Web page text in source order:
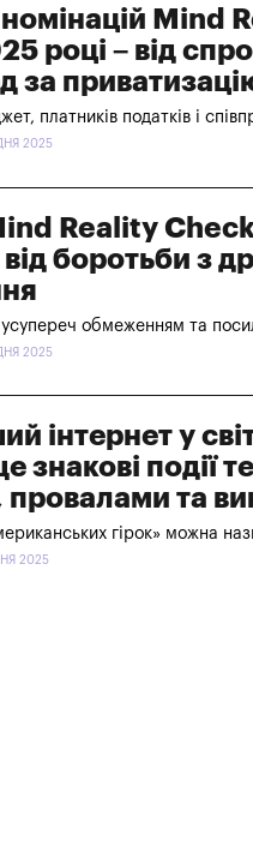
Mind
році – від
за
платників податків і
2025
Reality
боротьби з
обмеженням та
2025
інтернет у
знакові події
та
гірок» можна
2025